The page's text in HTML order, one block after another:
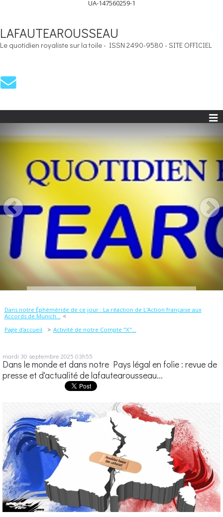
UA-147560259-1
LAFAUTEAROUSSEAU
Le quotidien royaliste sur la toile - ISSN 2490-9580 - SITE OFFICIEL
Dans notre Éphéméride de ce jour : La réaction de L'Action française aux
Accords de Munich...
Page d'accueil
Activité de notre Compte "X"...
mardi 30 septembre 2025 03h55
Dans le monde et dans notre Pays légal en folie : revue de
presse et d'actualité de lafautearousseau...